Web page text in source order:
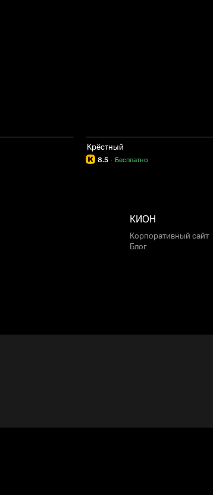
Крёстный
8.5 Бесплатно
·
КИОН
Корпоративный сайт
Блог